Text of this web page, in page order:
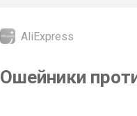
AliExpress
Ошейники